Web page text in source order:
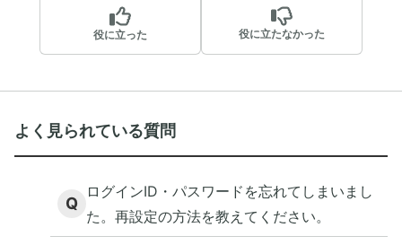
役に立った 役に立たなかった
よく見られている質問
Q
ログインID・パスワードを忘れてしまいまし
た。再設定の方法を教えてください。